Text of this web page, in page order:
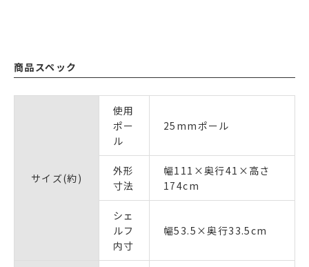
商品スペック
サイズ(約)
使用
ポー
ル
25mmポール
外形
寸法
幅111×奥行41×高さ
174cm
シェ
ルフ
内寸
幅53.5×奥行33.5cm